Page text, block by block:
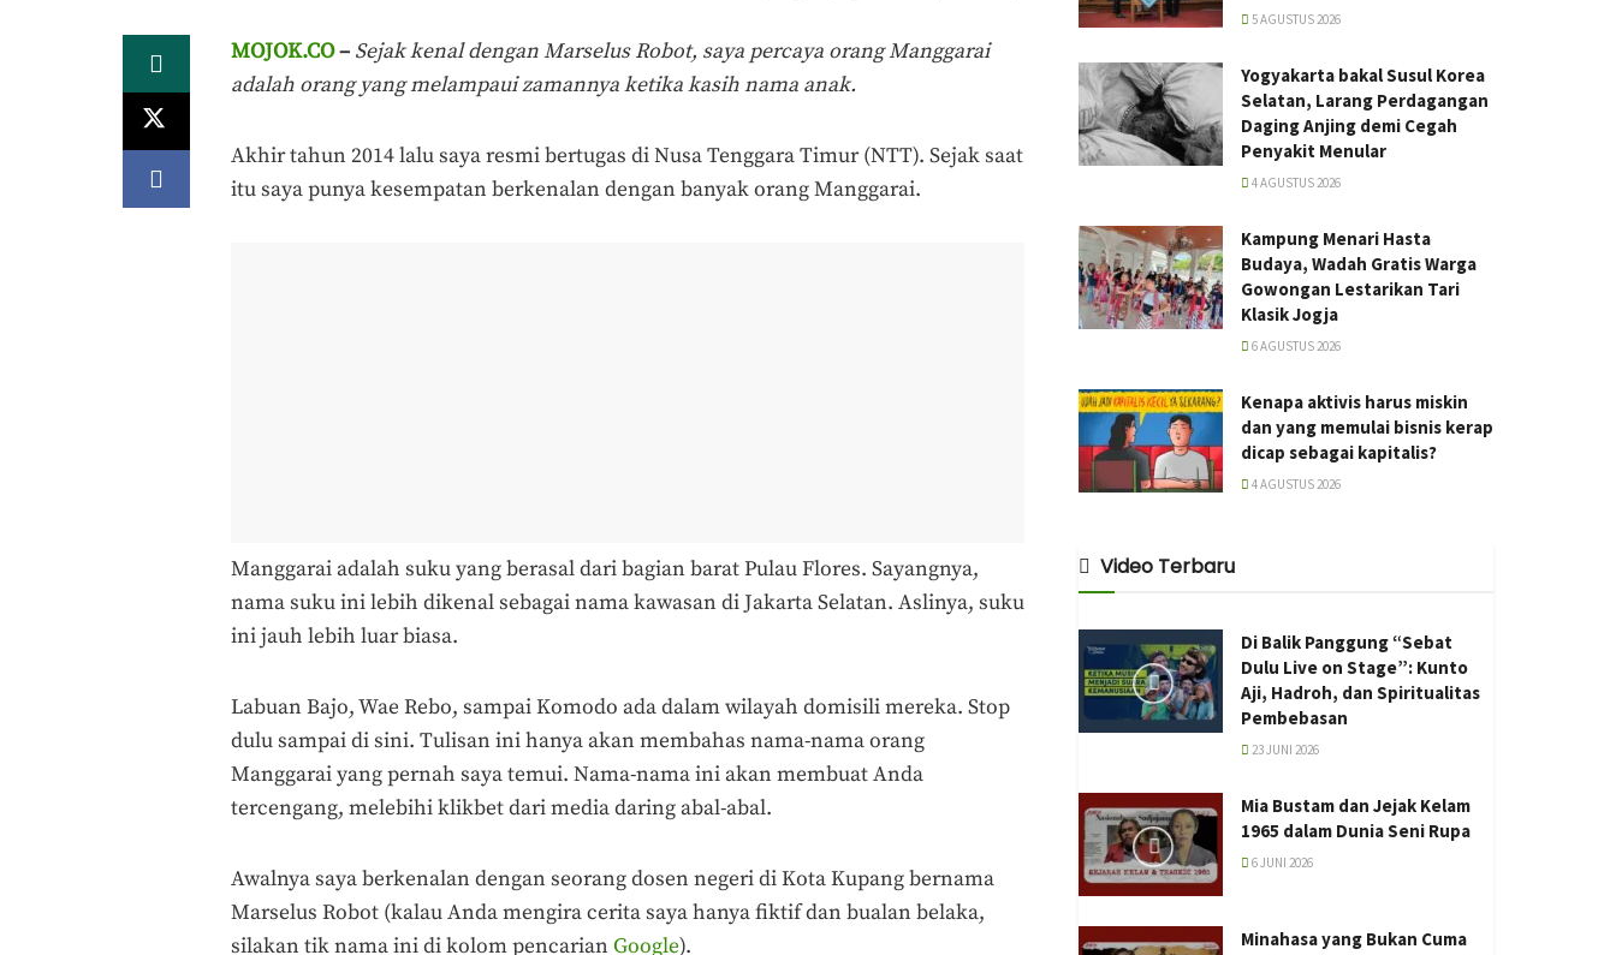
MOJOK.CO– Sejak kenal dengan Marselus Robot, saya percaya orang Manggarai
adalah orang yang melampaui zamannya ketika kasih nama anak.
Akhir tahun 2014 lalu saya resmi bertugas di Nusa Tenggara Timur (NTT). Sejak saat
itu saya punya kesempatan berkenalan dengan banyak orang Manggarai.
Manggarai adalah suku yang berasal dari bagian barat Pulau Flores. Sayangnya,
nama suku ini lebih dikenal sebagai nama kawasan di Jakarta Selatan. Aslinya, suku
ini jauh lebih luar biasa.
Labuan Bajo, Wae Rebo, sampai Komodo ada dalam wilayah domisili mereka. Stop
dulu sampai di sini. Tulisan ini hanya akan membahas nama-nama orang
Manggarai yang pernah saya temui. Nama-nama ini akan membuat Anda
tercengang, melebihi klikbet dari media daring abal-abal.
Awalnya saya berkenalan dengan seorang dosen negeri di Kota Kupang bernama
Marselus Robot (kalau Anda mengira cerita saya hanya fiktif dan bualan belaka,
silakan tik nama ini di kolom pencarian Google).
5 AGUSTUS 2026
Yogyakarta bakal Susul Korea
Selatan, Larang Perdagangan
Daging Anjing demi Cegah
Penyakit Menular
4 AGUSTUS 2026
Kampung Menari Hasta
Budaya, Wadah Gratis Warga
Gowongan Lestarikan Tari
Klasik Jogja
6 AGUSTUS 2026
Kenapa aktivis harus miskin
dan yang memulai bisnis kerap
dicap sebagai kapitalis?
4 AGUSTUS 2026
Video Terbaru
Di Balik Panggung “Sebat
Dulu Live on Stage”: Kunto
Aji, Hadroh, dan Spiritualitas
Pembebasan
23 JUNI 2026
Mia Bustam dan Jejak Kelam
1965 dalam Dunia Seni Rupa
6 JUNI 2026
Minahasa yang Bukan Cuma